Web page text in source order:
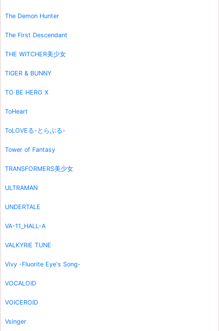
The Demon Hunter
The First Descendant
THE WITCHER美少女
TIGER & BUNNY
TO BE HERO X
ToHeart
ToLOVEる-とらぶる-
Tower of Fantasy
TRANSFORMERS美少女
ULTRAMAN
UNDERTALE
VA-11_HALL-A
VALKYRIE TUNE
Vivy -Fluorite Eye's Song-
VOCALOID
VOICEROID
Vsinger